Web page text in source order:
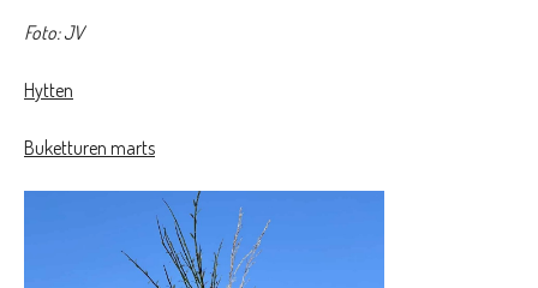
Foto: JV
Hytten
Buketturen marts